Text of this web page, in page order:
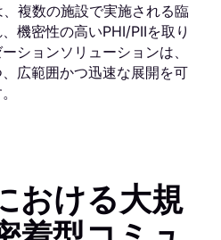
複数の施設で実施される臨
機密性の高いPHI/PIIを取り
ションソリューションは、
広範囲かつ迅速な展開を可
おける大規